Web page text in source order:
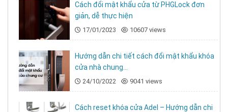
Hàng chính hãng Philips, tem điện tử, bảo
hành minh bạch
✅Tư vấn đúng kỹ thuật – khảo sát cửa trước
khi lắp
✅Lắp đặt tận nơi toàn quốc – kỹ thuật viên giàu
kinh nghiệm
Cách đổi mật khẩu cửa từ PHGLock đơn
giản, dễ thực hiện
17/01/2023 10607 views
Hướng dẫn chi tiết cách đổi mật khẩu khóa
cửa nhà chung...
24/10/2022 9041 views
Cách reset khóa cửa Adel – Hướng dẫn chi